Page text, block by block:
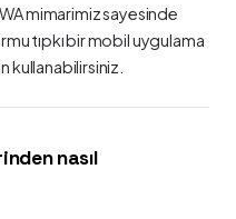
mimarimiz sayesinde
tıpkı bir mobil uygulama
kullanabilirsiniz.
nasıl